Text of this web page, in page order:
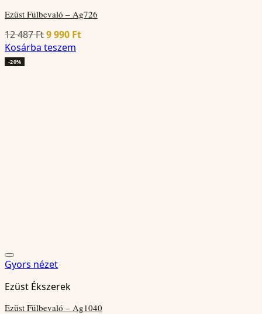
Ezüst Fülbevaló – Ag726
12 487FtOriginal
price
9 990 FtCurrent
Kosárba teszem
-20%
Gyors nézet
Ezüst Ékszerek
Ezüst Fülbevaló – Ag1040